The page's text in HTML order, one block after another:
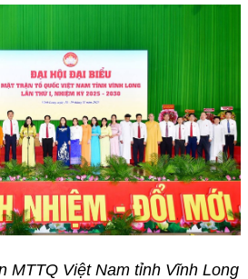
MTTQ Việt Nam tỉnh Vĩnh Long